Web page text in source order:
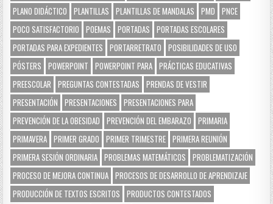
PLANO DIDÁCTICO PLANTILLAS PLANTILLAS DE MANDALAS PMD
PNCE
POCO SATISFACTORIO
POEMAS PORTADAS
PORTADAS ESCOLARES
PORTADAS PARA EXPEDIENTES
PORTARRETRATO
POSIBILIDADES DE USO
PÓSTERS
POWERPOINT POWERPOINT PARA PRÁCTICAS EDUCATIVAS
PREESCOLAR
PREGUNTAS CONTESTADAS
PRENDAS DE VESTIR
PRESENTACIÓN
PRESENTACIONES
PRESENTACIONES PARA
PREVENCIÓN DE LA OBESIDAD
PREVENCIÓN DEL EMBARAZO
PRIMARIA
PRIMAVERA PRIMER GRADO PRIMER TRIMESTRE PRIMERA REUNIÓN
PRIMERA SESIÓN ORDINARIA PROBLEMAS MATEMÁTICOS
PROBLEMATIZACIÓN
PROCESO DE MEJORA CONTINUA PROCESOS DE DESARROLLO DE APRENDIZAJE
PRODUCCIÓN DE TEXTOS ESCRITOS
PRODUCTOS CONTESTADOS